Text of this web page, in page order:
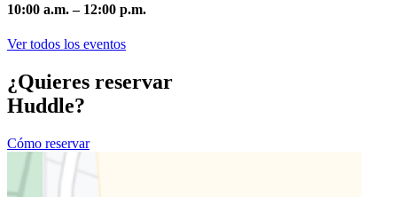
10:00 a.m.– 12:00 p.m.
Ver todos los eventos
¿Quieres reservar
Huddle?
Cómo reservar